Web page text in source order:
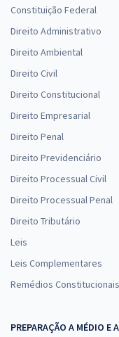
Constituição Federal
Direito Administrativo
Direito Ambiental
Direito Civil
Direito Constitucional
Direito Empresarial
Direito Penal
Direito Previdenciário
Direito Processual Civil
Direito Processual Penal
Direito Tributário
Leis
Leis Complementares
Remédios Constitucionais
PREPARAÇÃO A MÉDIO E A